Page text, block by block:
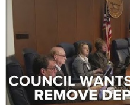
合作 Peter Raven 博士逝世
一晃三十年，初夏又相逢
园“中华日三十周年特别报道
筝声与琴韵交汇：刘励(Li
与钢琴的精彩对话